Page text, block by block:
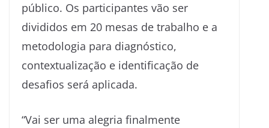
público. Os participantes vão ser
divididos em 20 mesas de trabalho e a
metodologia para diagnóstico,
contextualização e identificação de
desafios será aplicada.
“Vai ser uma alegria finalmente